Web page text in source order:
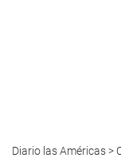
Diario las Américas>